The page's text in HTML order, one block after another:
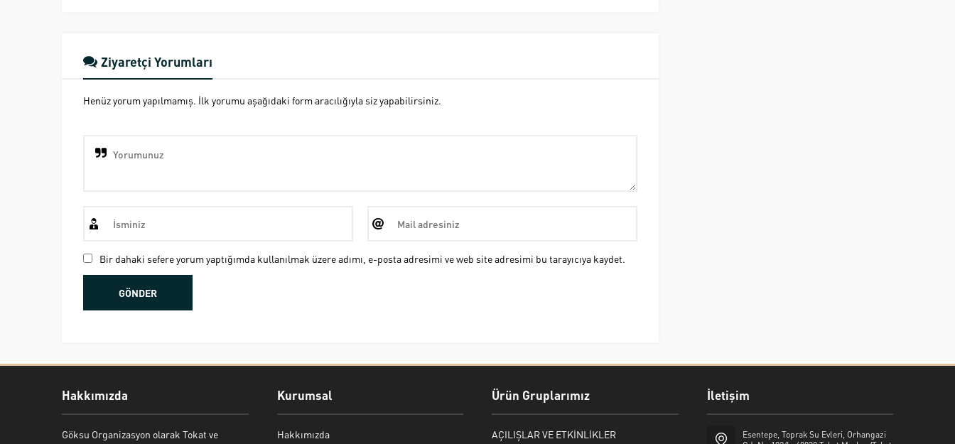
Ziyaretçi Yorumları
Henüz yorum yapılmamış. İlk yorumu aşağıdaki form aracılığıyla siz yapabilirsiniz.
Bir dahaki sefere yorum yaptığımda kullanılmak üzere adımı, e-posta adresimi ve web site adresimi bu tarayıcıya kaydet.
Hakkımızda
Göksu Organizasyon olarak Tokat ve
Kurumsal
Hakkımızda
Ürün Gruplarımız
AÇILIŞLAR VE ETKİNLİKLER
İletişim
Esentepe, Toprak Su Evleri, Orhangazi
Bekir Kiper